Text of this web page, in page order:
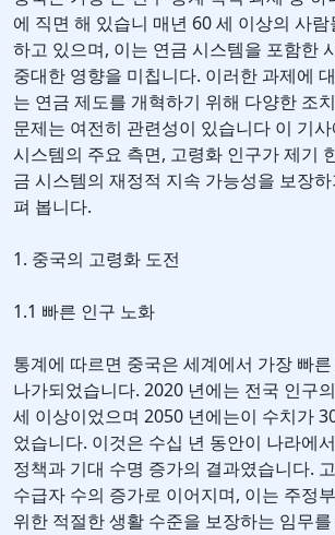
에 직면 해 있습니 매년 60 세 이상의 사
하고 있으며, 이는 연금 시스템을 포함한
중대한 영향을 미칩니다. 이러한 과제에
는 연금 제도를 개혁하기 위해 다양한 조
문제는 여전히 관련성이 있습니다 이 기
시스템의 주요 측면, 고령화 인구가 제기
금 시스템의 재정적 지속 가능성을 보장
펴 봅니다.
1. 중국의 고령화 도전
1.1 빠른 인구 노화
통계에 따르면 중국은 세계에서 가장 빠
나가되었습니다. 2020 년에는 전국 인구
세 이상이었으며 2050 년에는이 수치가
었습니다. 이것은 수십 년 동안이 나라에
정책과 기대 수명 증가의 결과였습니다.
수급자 수의 증가로 이어지며, 이는 주정
위한 적절한 생활 수준을 보장하는 임무